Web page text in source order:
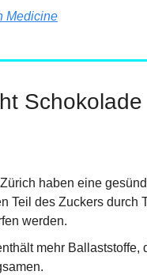
Medicine
haben eine
Teil des Zuckers durch
werden.
mehr